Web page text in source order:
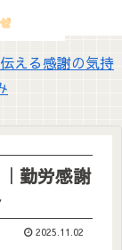
える感謝の気持
勤労感謝
2025.11.02